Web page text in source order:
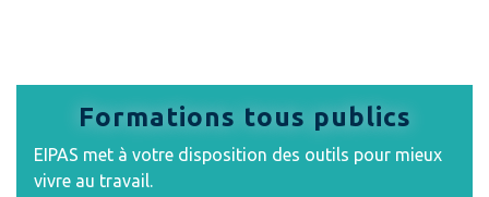
Formations tous publics
EIPAS met à votre disposition des outils pour mieux
vivre au travail.